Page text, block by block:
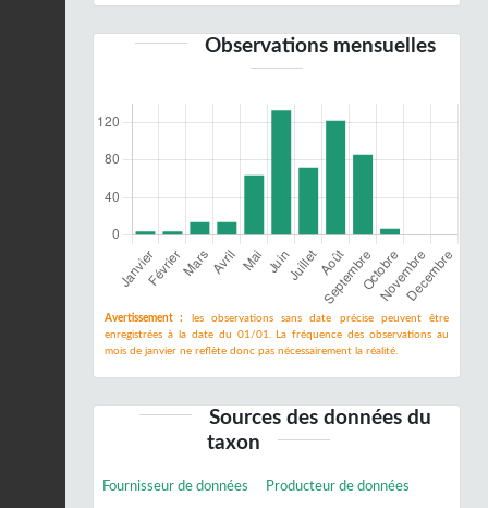
Observations mensuelles
Avertissement :
les observations sans date précise peuvent être
enregistrées à la date du 01/01. La fréquence des observations au
mois de janvier ne reflète donc pas nécessairement la réalité.
Sources des données du
taxon
Fournisseur de données Producteur de données